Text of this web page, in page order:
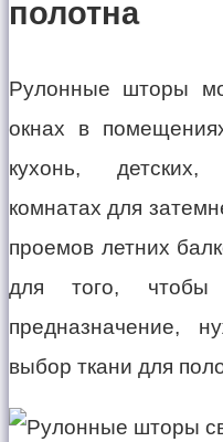
полотна
Рулонные шторы
окнах в
кухонь,
комнатах для
проемов летних
для того,
предназначение,
выбор ткани для